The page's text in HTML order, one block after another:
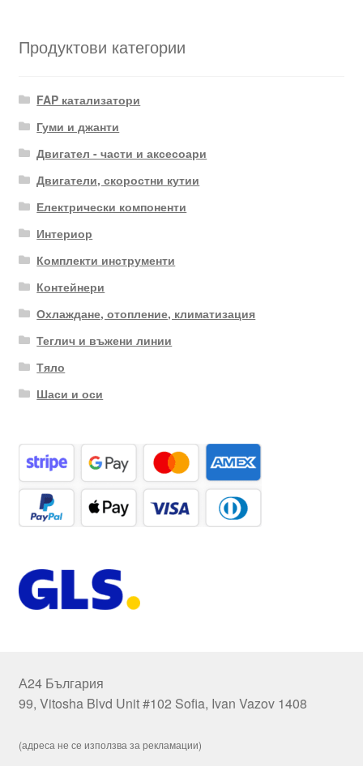
Продуктови категории
FAP катализатори
Гуми и джанти
Двигател - части и аксесоари
Двигатели, скоростни кутии
Електрически компоненти
Интериор
Комплекти инструменти
Контейнери
Охлаждане, отопление, климатизация
Теглич и въжени линии
Тяло
Шаси и оси
А24 България
99, Vitosha Blvd Unit #102 Sofia, Ivan Vazov 1408
(адреса не се използва за рекламации)